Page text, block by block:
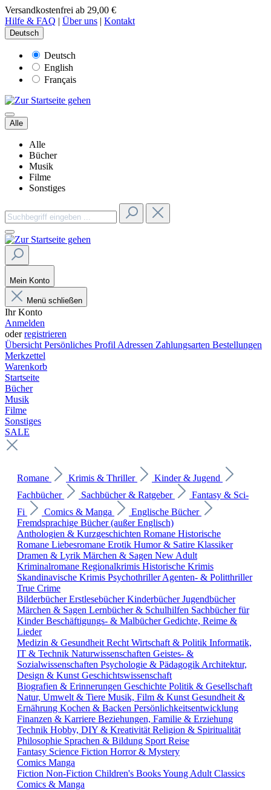
Versandkostenfrei ab 29,00 €
Hilfe & FAQ | Über uns | Kontakt
Deutsch
Deutsch
English
Français
Alle
Alle
Bücher
Musik
Filme
Sonstiges
Mein Konto
Menü schließen
Ihr Konto
Anmelden
oderregistrieren
Übersicht Persönliches Profil Adressen Zahlungsarten Bestellungen
Merkzettel
Warenkorb
Startseite
Bücher
Musik
Filme
Sonstiges
SALE
Romane Krimis & Thriller
Kinder & Jugend
Fachbücher
Sachbücher & Ratgeber
Fantasy & Sci-
Fi
Comics & Manga
Englische Bücher
Fremdsprachige Bücher (außer Englisch)
Anthologien & Kurzgeschichten Romane Historische
Romane Liebesromane Erotik Humor & Satire Klassiker
Dramen & Lyrik Märchen & Sagen New Adult
Kriminalromane Regionalkrimis Historische Krimis
Skandinavische Krimis PsychothrillerAgenten- & Politthriller
True Crime
BilderbücherErstlesebücherKinderbücherJugendbücher
Märchen & Sagen Lernbücher & Schulhilfen Sachbücher für
KinderBeschäftigungs- & MalbücherGedichte, Reime &
Lieder
Medizin & Gesundheit Recht Wirtschaft & Politik Informatik,
IT & Technik Naturwissenschaften Geistes- &
Sozialwissenschaften Psychologie & Pädagogik Architektur,
Design & Kunst Geschichtswissenschaft
Biografien & Erinnerungen Geschichte Politik & Gesellschaft
Natur, Umwelt & Tiere Musik, Film & Kunst Gesundheit &
Ernährung Kochen & Backen Persönlichkeitsentwicklung
Finanzen & Karriere Beziehungen, Familie & Erziehung
Technik Hobby, DIY & Kreativität Religion & Spiritualität
Philosophie Sprachen & Bildung Sport Reise
Fantasy Science Fiction Horror & Mystery
Comics Manga
Fiction Non-Fiction Children's BooksYoung Adult Classics
Comics & Manga